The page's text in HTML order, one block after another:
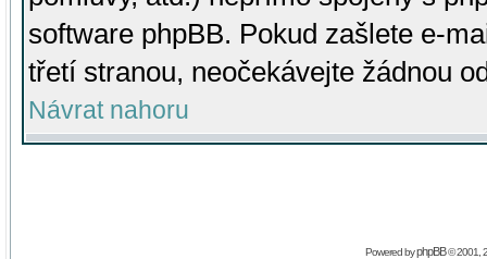
software phpBB. Pokud zašlete e-
třetí stranou, neočekávejte žádnou
Návrat nahoru
Powered byphpBB© 2001,